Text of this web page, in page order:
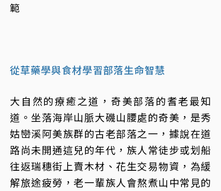
範
從草藥學與食材學習部落生命智慧
大自然的療癒之道，奇美部落的耆老最知
道。坐落海岸山脈大磯山腰處的奇美，是秀
姑巒溪阿美族群的古老部落之一，據說在道
路尚未開通這兒的年代，族人常徒步或划船
往返瑞穗街上賣木材、花生交易物資，為緩
解旅途疲勞，老一輩族人會熬煮山中常見的